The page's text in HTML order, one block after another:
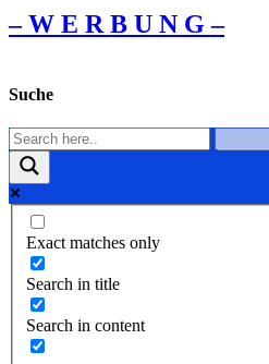
– W Ε R Β U Ν G –
Suche
Exact matches only
Search in title
Search in content